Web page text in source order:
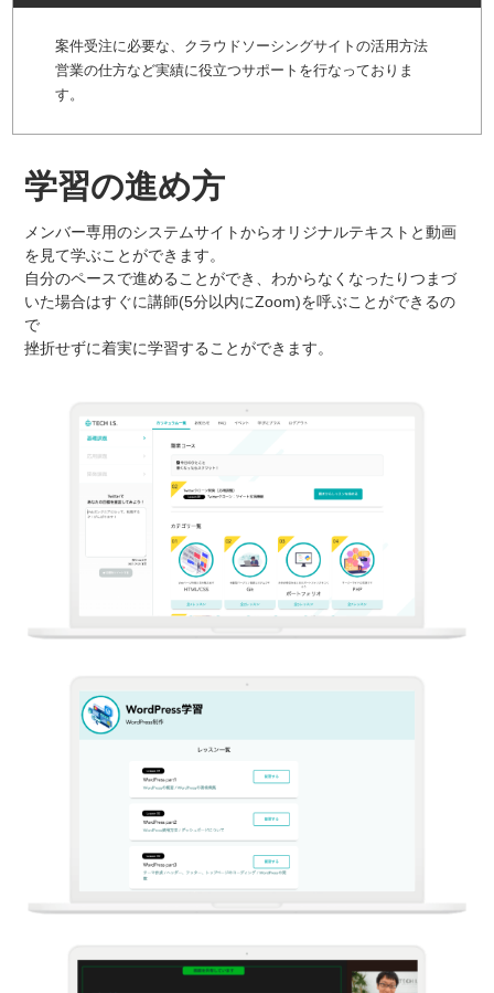
案件受注に必要な、クラウドソーシングサイトの活用方法
営業の仕方など実績に役立つサポートを行なっておりま
す。
学習の進め方
メンバー専用のシステムサイトからオリジナルテキストと動画
を見て学ぶことができます。
自分のペースで進めることができ、わからなくなったりつまづ
いた場合はすぐに講師(5分以内にZoom)を呼ぶことができるの
で
挫折せずに着実に学習することができます。